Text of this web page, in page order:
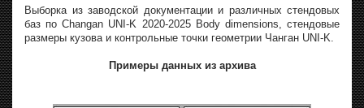
Выборка из заводской документации и различных стендовых
баз по Changan UNI-K 2020-2025 Body dimensions, стендовые
размеры кузова и контрольные точки геометрии Чанган UNI-K.
Примеры данных из архива